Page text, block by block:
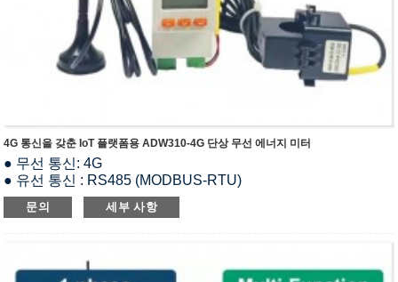
4G 통신을 갖춘 IoT 플랫폼용 ADW310-4G 단상 무선 에너지 미터
● 무선 통신: 4G
● 유선 통신 : RS485 (MODBUS-RTU)
● 정격전압 : 220~264Vac LN
● 정격 전류 : 20(100)A AC (CT 페어 사용 시)
● I/O 기능 : 1-way DI & 1-way DO
문의 세부 사항